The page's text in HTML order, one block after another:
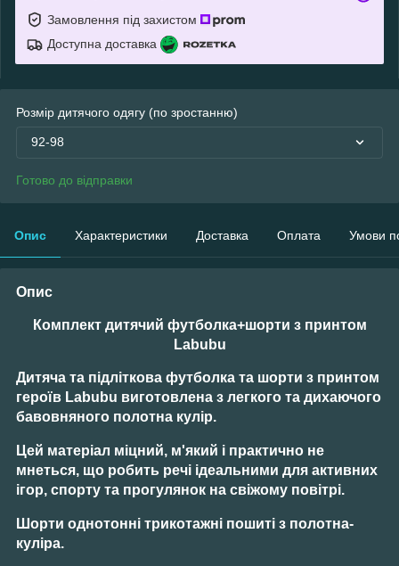
Замовлення під захистом
Доступна доставка
Розмір дитячого одягу (по зростанню)
92-98
Готово до відправки
Опис Характеристики Доставка Оплата Умови
Опис
Комплект дитячий футболка+шорти з принтом
Labubu
Дитяча та підліткова футболка та шорти з принтом
героїв Lаbubu виготовлена ​​з легкого та дихаючого
бавовняного полотна кулір.
Цей матеріал міцний, м'який і практично не
мнеться, що робить речі ідеальними для активних
ігор, спорту та прогулянок на свіжому повітрі.
Шорти однотонні трикотажні пошиті з полотна-
куліра.